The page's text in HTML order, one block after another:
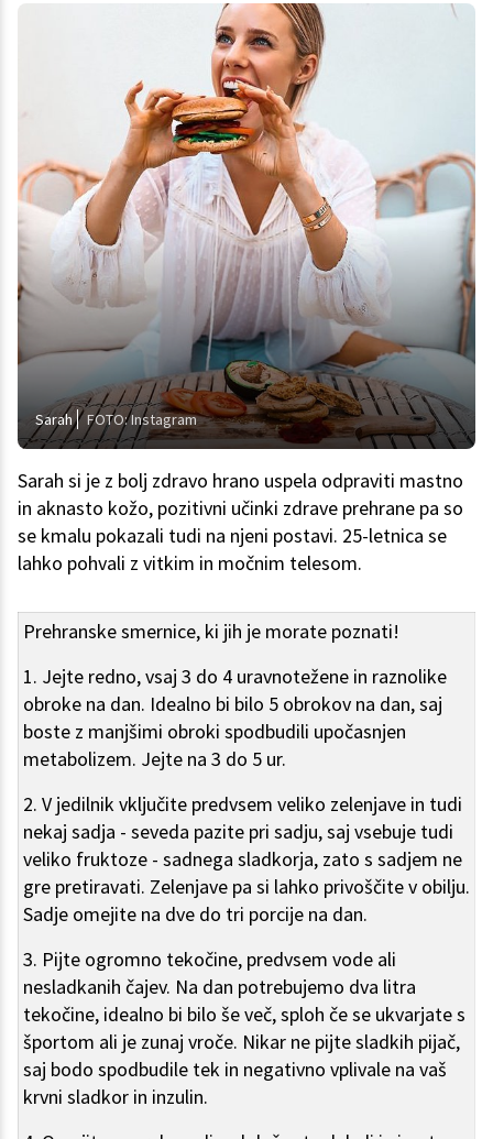
Sarah FOTO: Instagram
Sarah si je z bolj zdravo hrano uspela odpraviti mastno
in aknasto kožo, pozitivni učinki zdrave prehrane pa so
se kmalu pokazali tudi na njeni postavi. 25-letnica se
lahko pohvali z vitkim in močnim telesom.
Prehranske smernice, ki jih je morate poznati!
1. Jejte redno, vsaj 3 do 4 uravnotežene in raznolike
obroke na dan. Idealno bi bilo 5 obrokov na dan, saj
boste z manjšimi obroki spodbudili upočasnjen
metabolizem. Jejte na 3 do 5 ur.
2. V jedilnik vključite predvsem veliko zelenjave in tudi
nekaj sadja - seveda pazite pri sadju, saj vsebuje tudi
veliko fruktoze - sadnega sladkorja, zato s sadjem ne
gre pretiravati. Zelenjave pa si lahko privoščite v obilju.
Sadje omejite na dve do tri porcije na dan.
3. Pijte ogromno tekočine, predvsem vode ali
nesladkanih čajev. Na dan potrebujemo dva litra
tekočine, idealno bi bilo še več, sploh če se ukvarjate s
športom ali je zunaj vroče. Nikar ne pijte sladkih pijač,
saj bodo spodbudile tek in negativno vplivale na vaš
krvni sladkor in inzulin.